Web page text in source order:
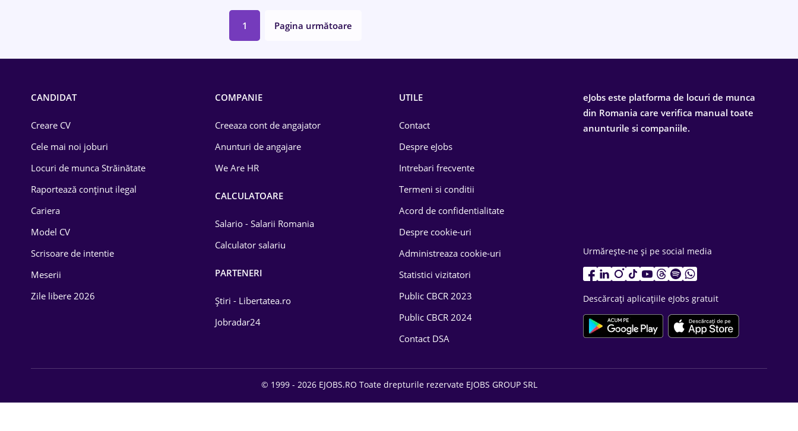
IT / Telecom
Lemn / PVC
Mașini / Auto
Media / Internet
1 Pagina următoare
CANDIDAT
Creare CV
Cele mai noi joburi
Locuri de munca Străinătate
Raportează conținut ilegal
Cariera
Model CV
Scrisoare de intentie
Meserii
Zile libere 2026
COMPANIE
Creeaza cont de angajator
Anunturi de angajare
We Are HR
CALCULATOARE
Salario - Salarii Romania
Calculator salariu
PARTENERI
Știri - Libertatea.ro
Jobradar24
UTILE
Contact
Despre eJobs
Intrebari frecvente
Termeni si conditii
Acord de confidentialitate
Despre cookie-uri
Administreaza cookie-uri
Statistici vizitatori
Public CBCR 2023
Public CBCR 2024
Contact DSA
eJobs este platforma de locuri de munca
din Romania care verifica manual toate
anunturile si companiile.
Urmărește-ne și pe social media
Descărcați aplicațiile eJobs gratuit
© 1999 - 2026 EJOBS.RO Toate drepturile rezervate EJOBS GROUP SRL